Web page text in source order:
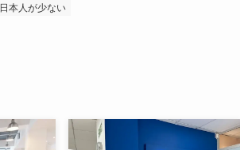
日本人が少ない